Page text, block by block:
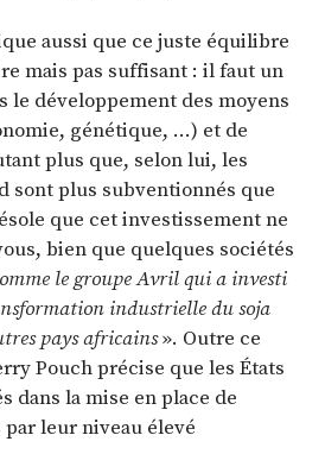
aussi que ce juste équilibre
mais pas suffisant : il faut un
le développement des moyens
génétique, …) et de
plus que, selon lui, les
sont plus subventionnés que
que cet investissement ne
bien que quelques sociétés
le groupe Avril qui a investi
industrielle du soja
pays africains». Outre ce
Pouch précise que les États
dans la mise en place de
leur niveau élevé